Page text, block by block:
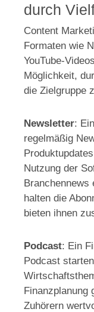
durch
Content
Formaten wie
YouTube-
Möglichkeit,
die Zielgruppe
Newsletter:
regelmäßig
Nutzung der
Branchennews
halten die
bieten ihnen
Podcast: Ein
Podcast
Finanzplanung
Zuhörern